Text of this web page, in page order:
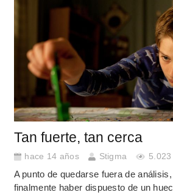
Tan fuerte, tan cerca
hace 14 años Stigma 5.023
A punto de quedarse fuera de
finalmente haber dispuesto de un